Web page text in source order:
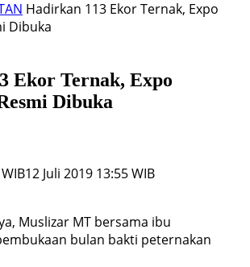
Hadirkan 113 Ekor Ternak, Expo
Dibuka
Ekor Ternak, Expo
Dibuka
12 Juli 2019 13:55 WIB
Muslizar MT bersama ibu
bulan bakti peternakan